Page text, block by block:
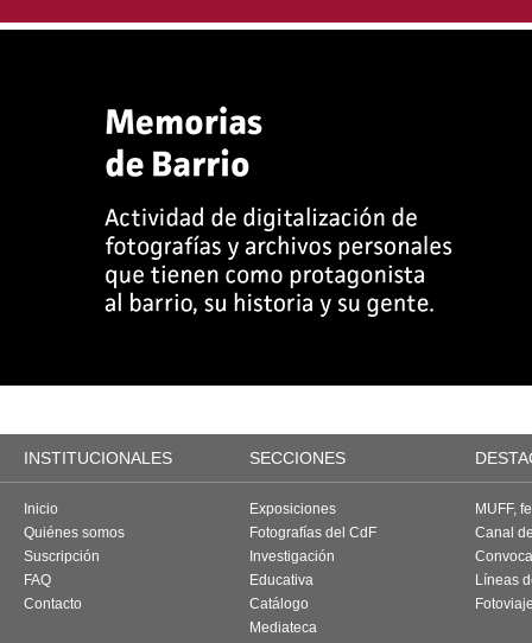
INSTITUCIONALES SECCIONES
Inicio
Quiénes somos
Suscripción
FAQ
Contacto
Exposiciones
Fotografías del CdF
Investigación
Educativa
Catálogo
Mediateca
MUFF,
Canal
Líneas